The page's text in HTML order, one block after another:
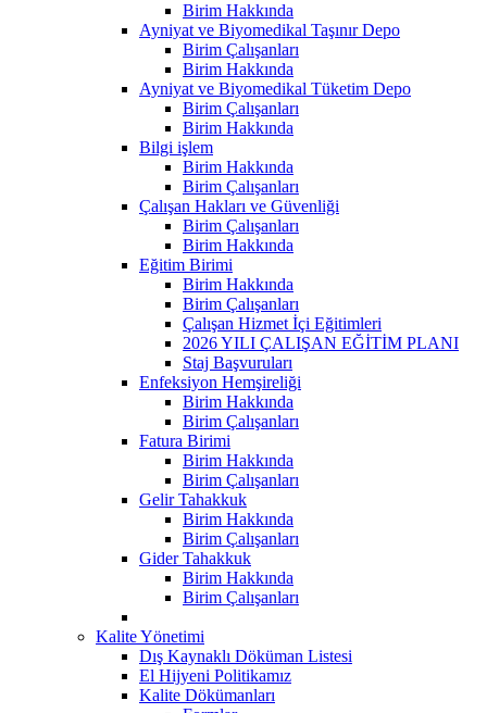
Birim Hakkında
Ayniyat ve Biyomedikal Taşınır Depo
Birim Çalışanları
Birim Hakkında
Ayniyat ve Biyomedikal Tüketim Depo
Birim Çalışanları
Birim Hakkında
Bilgi işlem
Birim Hakkında
Birim Çalışanları
Çalışan Hakları ve Güvenliği
Birim Çalışanları
Birim Hakkında
Eğitim Birimi
Birim Hakkında
Birim Çalışanları
Çalışan Hizmet İçi Eğitimleri
2026 YILI ÇALIŞAN EĞİTİM PLANI
Staj Başvuruları
Enfeksiyon Hemşireliği
Birim Hakkında
Birim Çalışanları
Fatura Birimi
Birim Hakkında
Birim Çalışanları
Gelir Tahakkuk
Birim Hakkında
Birim Çalışanları
Gider Tahakkuk
Birim Hakkında
Birim Çalışanları
Kalite Yönetimi
Dış Kaynaklı Döküman Listesi
El Hijyeni Politikamız
Kalite Dökümanları